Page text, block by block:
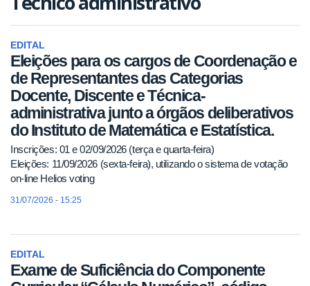
EDITAL
Eleições para os cargos de Coordenação e
de Representantes das Categorias
Docente, Discente e Técnica-
administrativa junto a órgãos deliberativos
do Instituto de Matemática e Estatística.
Inscrições: 01 e 02/09/2026 (terça e quarta-feira)
Eleições: 11/09/2026 (sexta-feira), utilizando o sistema de votação
on-line Helios voting
31/07/2026 - 15:25
EDITAL
Exame de Suficiência do Componente